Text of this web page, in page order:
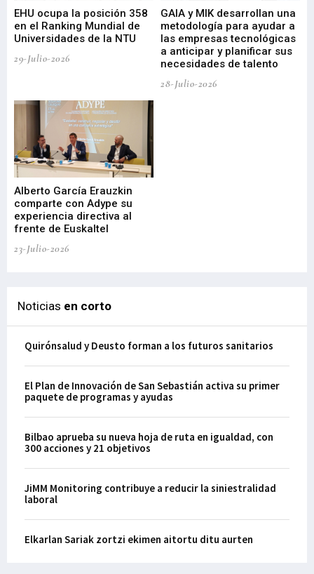
EHU ocupa la posición 358
en el Ranking Mundial de
Universidades de la NTU
29-Julio-2026
GAIA y MIK desarrollan una
metodología para ayudar a
las empresas tecnológicas
a anticipar y planificar sus
necesidades de talento
28-Julio-2026
Alberto García Erauzkin
comparte con Adype su
experiencia directiva al
frente de Euskaltel
23-Julio-2026
Noticias en corto
Quirónsalud y Deusto forman a los futuros sanitarios
El Plan de Innovación de San Sebastián activa su primer
paquete de programas y ayudas
Bilbao aprueba su nueva hoja de ruta en igualdad, con
300 acciones y 21 objetivos
JiMM Monitoring contribuye a reducir la siniestralidad
laboral
Elkarlan Sariak zortzi ekimen aitortu ditu aurten